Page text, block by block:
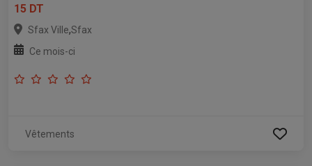
15 DT
Sfax Ville,Sfax
Ce mois-ci
Vêtements